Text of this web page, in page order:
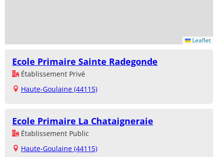
Leaflet
Ecole Primaire Sainte Radegonde
Établissement Privé
Haute-Goulaine (44115)
Ecole Primaire La Chataigneraie
Établissement Public
Haute-Goulaine (44115)